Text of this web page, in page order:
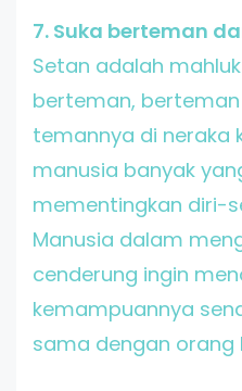
7. Suka berteman
Setan adalah
berteman,
temannya di neraka
manusia banyak
mementingkan diri-
Manusia dalam
cenderung ingin
kemampuannya
sama dengan orang